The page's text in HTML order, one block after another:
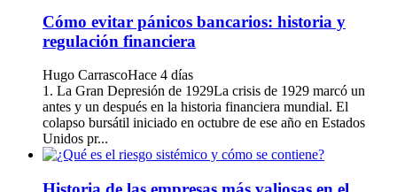
Cómo evitar pánicos bancarios: historia y
regulación financiera
Hugo CarrascoHace 4 días
1. La Gran Depresión de 1929La crisis de 1929 marcó un
antes y un después en la historia financiera mundial. El
colapso bursátil iniciado en octubre de ese año en Estados
Unidos pr...